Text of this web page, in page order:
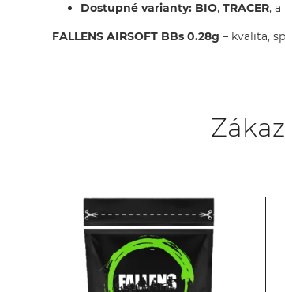
Dostupné varianty: BIO, TRACER, a
FALLENS AIRSOFT BBs 0.28g – kvalita,